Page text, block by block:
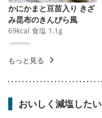
かにかまと豆苗入り きざ
み昆布のきんぴら風
69kcal 食塩 1.1 g
もっと見る
おいしく減塩したい